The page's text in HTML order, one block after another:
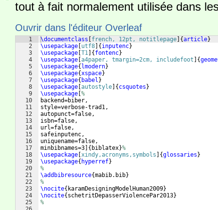
tout à fait normalement utilisée dans
Ouvrir dans l'éditeur Overleaf
1
2
3
4
5
6
7
8
9
10
11
12
13
14
15
16
17
18
19
20
21
22
23
24
25
\documentclass french, 12pt, notitlepage {article}
\usepackage utf8 { inputenc}
\usepackage T1 { fontenc}
\usepackage a4paper, tmargin=2cm, includefoot {
\usepackage{ lmodern}
\usepackage{xspace}
\usepackage{ babel }
\usepackage autostyle { csquotes }
\usepackage %
backend=biber,
style=verbose-trad1,
autopunct=false,
isbn=false,
url=false,
safeinputenc,
uniquename=false,
minbibnames=3 { biblatex}%
\usepackage xindy,acronyms,symbols {glossaries }
\usepackage{ hyperref}
%
\addbibresource{mabib.bib}
%
\nocite{ karamDesigningModelHuman2009}
\nocite{ schetritDepasserViolencePar2013}
%